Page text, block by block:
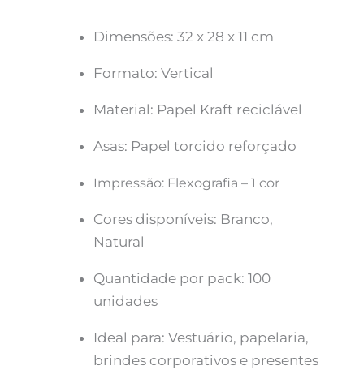
Dimensões: 32 x 28 x 11 cm
Formato: Vertical
Material: Papel Kraft reciclável
Asas: Papel torcido reforçado
Impressão: Flexografia – 1 cor
Cores disponíveis: Branco,
Natural
Quantidade por pack: 100
unidades
Ideal para: Vestuário, papelaria,
brindes corporativos e presentes